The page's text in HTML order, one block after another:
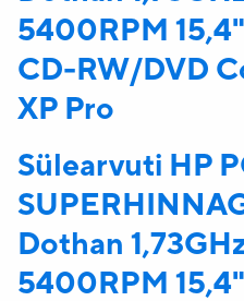
5400RPM
CD-RW/DVD
XP Pro
Sülearvuti HP
Dothan
5400RPM